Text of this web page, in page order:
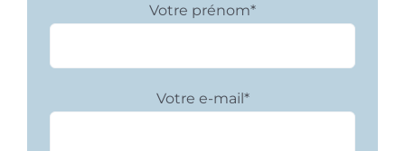
Votre prénom*
Votre e-mail*